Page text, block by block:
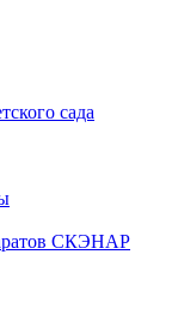
сада
СКЭНАР